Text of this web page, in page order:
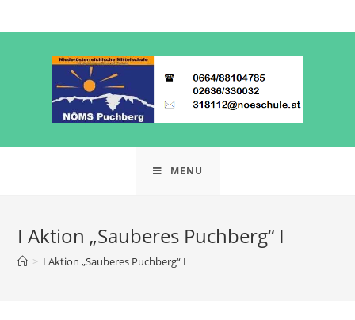
MENU
Ι Aktion „Sauberes Puchberg“ Ι
> Ι Aktion „Sauberes Puchberg“ Ι